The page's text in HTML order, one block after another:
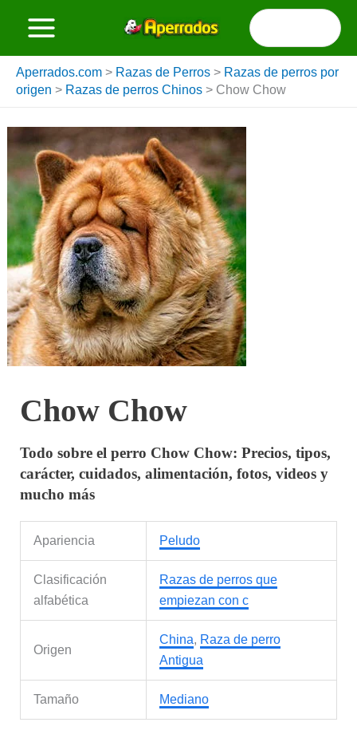
Buscar
por:
Aperrados.com > Razas de Perros > Razas de perros por
origen > Razas de perros Chinos > Chow Chow
Chow Chow
Todo sobre el perro Chow Chow: Precios, tipos,
carácter, cuidados, alimentación, fotos, videos y
mucho más
Apariencia Peludo
Clasificación
alfabética
Razas de perros que
empiezan con c
Origen
China, Raza de perro
Antigua
Tamaño Mediano